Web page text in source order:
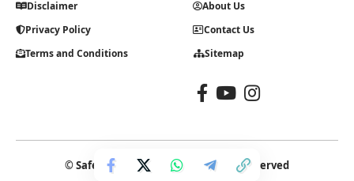
Disclaimer
Privacy Policy
Terms and Conditions
About Us
Contact Us
Sitemap
© Safety Jankari | 2026 | All Rights Reserved